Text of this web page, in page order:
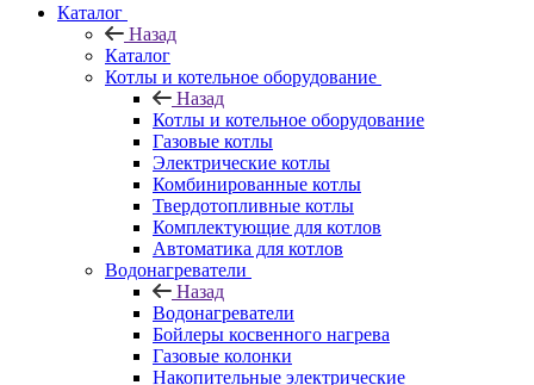
Каталог
Назад
Каталог
Котлы и котельное оборудование
Назад
Котлы и котельное оборудование
Газовые котлы
Электрические котлы
Комбинированные котлы
Твердотопливные котлы
Комплектующие для котлов
Автоматика для котлов
Водонагреватели
Назад
Водонагреватели
Бойлеры косвенного нагрева
Газовые колонки
Накопительные электрические